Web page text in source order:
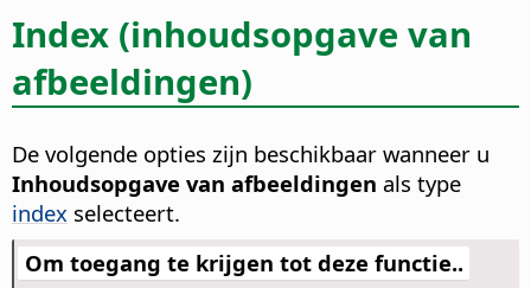
Index (inhoudsopgave van
afbeeldingen)
De volgende opties zijn beschikbaar wanneer u
Inhoudsopgave van afbeeldingen als type
index selecteert.
Om toegang te krijgen tot deze functie..